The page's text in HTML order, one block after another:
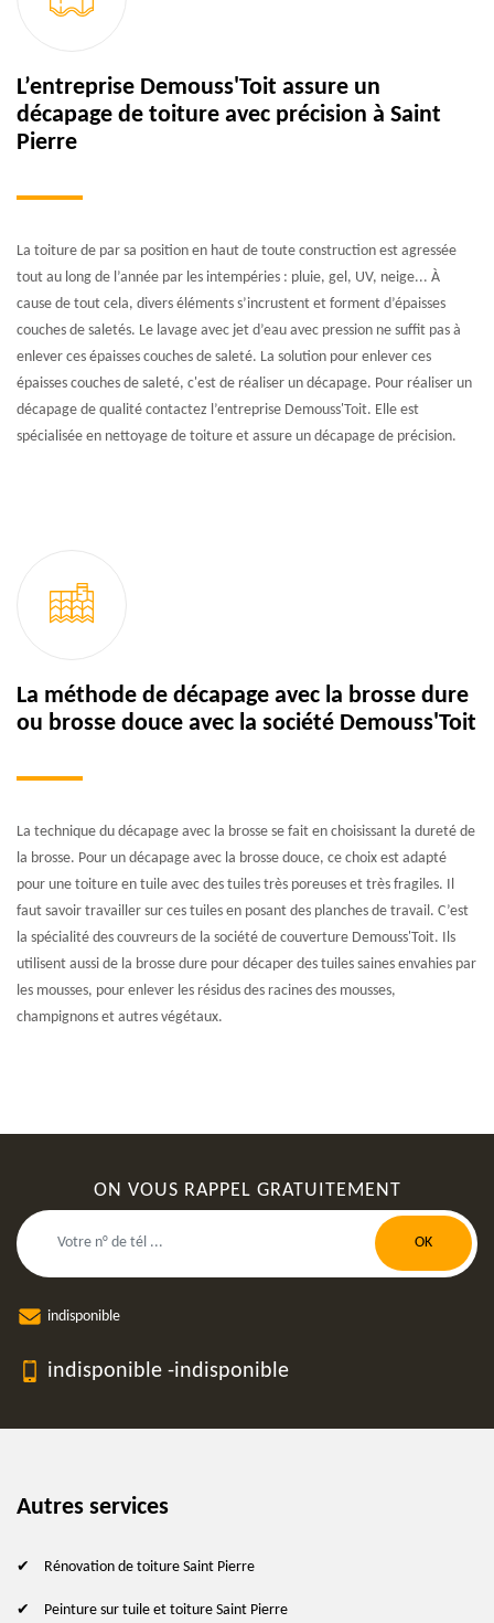
L’entreprise Demouss'Toit assure un
décapage de toiture avec précision à Saint
Pierre
La toiture de par sa position en haut de toute construction est agressée
tout au long de l’année par les intempéries : pluie, gel, UV, neige... À
cause de tout cela, divers éléments s’incrustent et forment d’épaisses
couches de saletés. Le lavage avec jet d’eau avec pression ne suffit pas à
enlever ces épaisses couches de saleté. La solution pour enlever ces
épaisses couches de saleté, c'est de réaliser un décapage. Pour réaliser un
décapage de qualité contactez l’entreprise Demouss'Toit. Elle est
spécialisée en nettoyage de toiture et assure un décapage de précision.
La méthode de décapage avec la brosse dure
ou brosse douce avec la société Demouss'Toit
La technique du décapage avec la brosse se fait en choisissant la dureté de
la brosse. Pour un décapage avec la brosse douce, ce choix est adapté
pour une toiture en tuile avec des tuiles très poreuses et très fragiles. Il
faut savoir travailler sur ces tuiles en posant des planches de travail. C’est
la spécialité des couvreurs de la société de couverture Demouss'Toit. Ils
utilisent aussi de la brosse dure pour décaper des tuiles saines envahies par
les mousses, pour enlever les résidus des racines des mousses,
champignons et autres végétaux.
ON VOUS RAPPEL GRATUITEMENT
indisponible
indisponible -indisponible
Autres services
Rénovation de toiture Saint Pierre
Peinture sur tuile et toiture Saint Pierre